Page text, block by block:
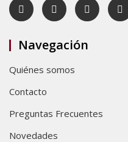
Navegación
Quiénes somos
Contacto
Preguntas Frecuentes
Novedades